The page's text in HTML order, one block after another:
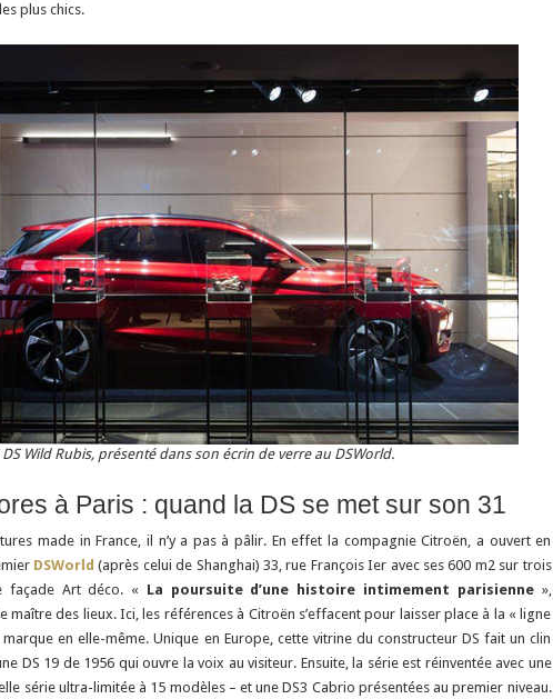
plus chics.
Wild Rubis, présenté dans son écrin de verre au DSWorld.
à Paris : quand la DS se met sur son 31
made in France, il n’y a pas à pâlir. En effet la compagnie Citroën, a ouvert en
DSWorld (après celui de Shanghai) 33, rue François Ier avec ses 600 m2 sur trois
façade Art déco. « La poursuite d’une histoire intimement parisienne»,
maître des lieux. Ici, les références à Citroën s’effacent pour laisser place à la « ligne
en elle-même. Unique en Europe, cette vitrine du constructeur DS fait un clin
DS 19 de 1956 qui ouvre la voix au visiteur. Ensuite, la série est réinventée avec une
série ultra-limitée à 15 modèles – et une DS3 Cabrio présentées au premier niveau.